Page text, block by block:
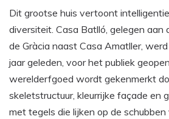
Dit grootse huis vertoont
diversiteit. Casa Batlló, gelegen aan
de Gràcia naast Casa Amatller,
jaar geleden, voor het publiek
werelderfgoed wordt gekenmerkt
skeletstructuur, kleurrijke façade en
met tegels die lijken op de schubben